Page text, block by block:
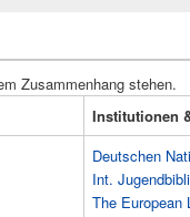
Zusammenhang stehen.
Institutionen
Deutschen
Int.
The European